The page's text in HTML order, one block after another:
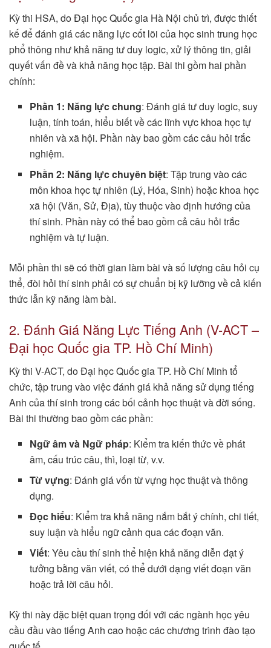
Kỳ thi HSA, do Đại học Quốc gia Hà Nội chủ trì, được thiết
kế để đánh giá các năng lực cốt lõi của học sinh trung học
phổ thông như khả năng tư duy logic, xử lý thông tin, giải
quyết vấn đề và khả năng học tập. Bài thi gồm hai phần
chính:
Phần 1: Năng lực chung: Đánh giá tư duy logic, suy
luận, tính toán, hiểu biết về các lĩnh vực khoa học tự
nhiên và xã hội. Phần này bao gồm các câu hỏi trắc
nghiệm.
Phần 2: Năng lực chuyên biệt: Tập trung vào các
môn khoa học tự nhiên (Lý, Hóa, Sinh) hoặc khoa học
xã hội (Văn, Sử, Địa), tùy thuộc vào định hướng của
thí sinh. Phần này có thể bao gồm cả câu hỏi trắc
nghiệm và tự luận.
Mỗi phần thi sẽ có thời gian làm bài và số lượng câu hỏi cụ
thể, đòi hỏi thí sinh phải có sự chuẩn bị kỹ lưỡng về cả kiến
thức lẫn kỹ năng làm bài.
2. Đánh Giá Năng Lực Tiếng Anh (V-ACT –
Đại học Quốc gia TP. Hồ Chí Minh)
Kỳ thi V-ACT, do Đại học Quốc gia TP. Hồ Chí Minh tổ
chức, tập trung vào việc đánh giá khả năng sử dụng tiếng
Anh của thí sinh trong các bối cảnh học thuật và đời sống.
Bài thi thường bao gồm các phần:
Ngữ âm và Ngữ pháp: Kiểm tra kiến thức về phát
âm, cấu trúc câu, thì, loại từ, v.v.
Từ vựng: Đánh giá vốn từ vựng học thuật và thông
dụng.
Đọc hiểu: Kiểm tra khả năng nắm bắt ý chính, chi tiết,
suy luận và hiểu ngữ cảnh qua các đoạn văn.
Viết: Yêu cầu thí sinh thể hiện khả năng diễn đạt ý
tưởng bằng văn viết, có thể dưới dạng viết đoạn văn
hoặc trả lời câu hỏi.
Kỳ thi này đặc biệt quan trọng đối với các ngành học yêu
cầu đầu vào tiếng Anh cao hoặc các chương trình đào tạo